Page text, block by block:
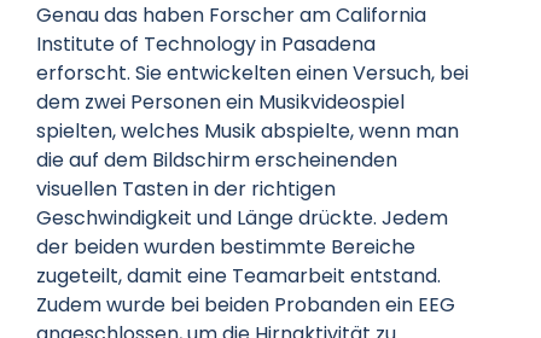
Genau das haben Forscher am California
Institute of Technology in Pasadena
erforscht. Sie entwickelten einen Versuch, bei
dem zwei Personen ein Musikvideospiel
spielten, welches Musik abspielte, wenn man
die auf dem Bildschirm erscheinenden
visuellen Tasten in der richtigen
Geschwindigkeit und Länge drückte. Jedem
der beiden wurden bestimmte Bereiche
zugeteilt, damit eine Teamarbeit entstand.
Zudem wurde bei beiden Probanden ein EEG